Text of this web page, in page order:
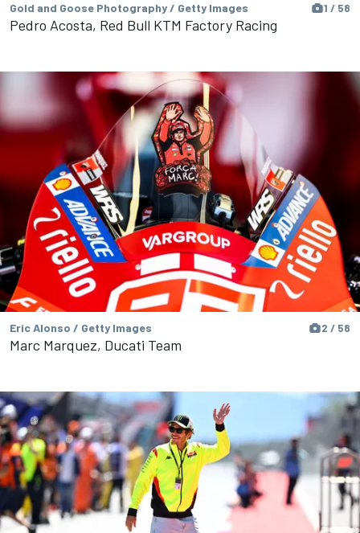
Gold and Goose Photography / Getty Images 1 / 58
Pedro Acosta, Red Bull KTM Factory Racing
Eric Alonso / Getty Images 2 / 58
Marc Marquez, Ducati Team